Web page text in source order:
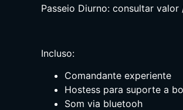
Passeio Diurno: consultar valor
Incluso:
Comandante experiente
Hostess para suporte a
Som via bluetooh